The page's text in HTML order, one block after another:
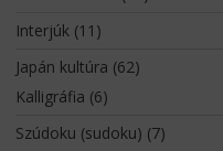
Interjúk(11)
Japán kultúra (62)
Kalligráfia (6)
Szúdoku (sudoku) (7)